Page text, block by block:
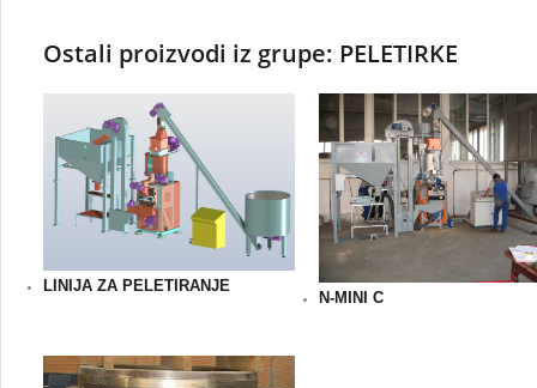
Ostali proizvodi iz grupe: PELETIRKE
LINIJA ZA PELETIRANJE
N-MINI C